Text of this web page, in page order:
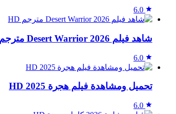
6.0
شاهد فيلم Desert Warrior 2026 مترجم HD
6.0
تحميل ومشاهدة فيلم هجرة 2025 HD
6.0